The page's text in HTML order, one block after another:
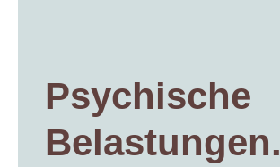
Psychische
Belastungen.